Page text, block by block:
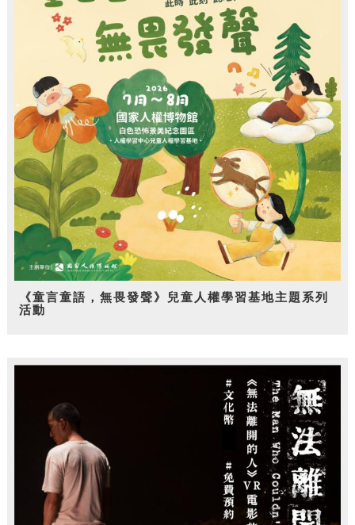
《童言童語，無畏發聲》兒童人權學習基地主題系列
活動